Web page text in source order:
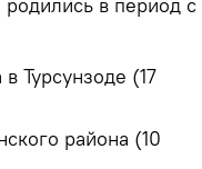
в период с
Турсунзоде (17
района (10